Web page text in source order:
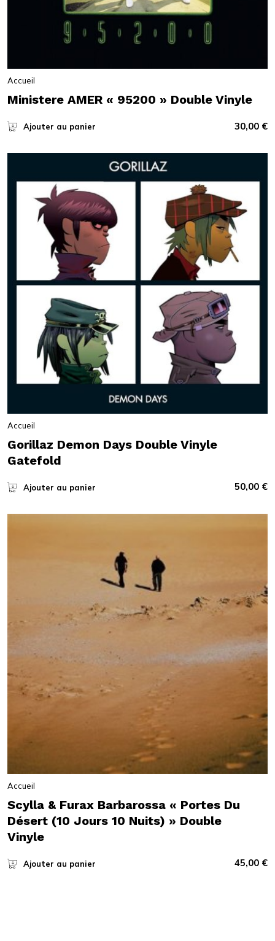
Accueil
Ministere AMER « 95200 » Double Vinyle
Ajouter au panier 30,00 €
Accueil
Gorillaz Demon Days Double Vinyle
Gatefold
Ajouter au panier 50,00 €
Accueil
Scylla & Furax Barbarossa « Portes Du
Désert (10 Jours 10 Nuits) » Double
Vinyle
Ajouter au panier 45,00 €